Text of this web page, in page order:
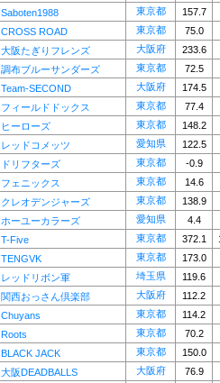
Saboten1988 東京都
157.7
CROSS ROAD 東京都
75.0
大阪たぎりフレンズ 大阪府
233.6
調布ブルーサンダーズ 東京都
72.5
Team-SECOND 大阪府
174.5
フィールドドックス 東京都
77.4
ヒーローズ 東京都
148.2
レッドコメッツ 愛知県
122.5
ドリフターズ 東京都
-0.9
フェニックス 東京都
14.6
クレオデンジャーズ 東京都
138.9
ホーユーカラーズ 愛知県
4.4
T-Five 東京都 372.1
TENGVK 東京都
173.0
レッドリボン軍 埼玉県
119.6
関西おっさん倶楽部 大阪府
112.2
Chuyans 東京都
114.2
Roots 東京都
70.2
BLACK JACK 東京都
150.0
大阪DEADBALLS 大阪府
76.9